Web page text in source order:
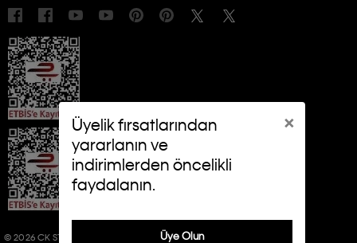
×
Üyelik fırsatlarından
yararlanın ve
indirimlerden öncelikli
faydalanın.
Üye Olun
© 2026 CK STORES B.V. ALL RIGHTS RESERVED